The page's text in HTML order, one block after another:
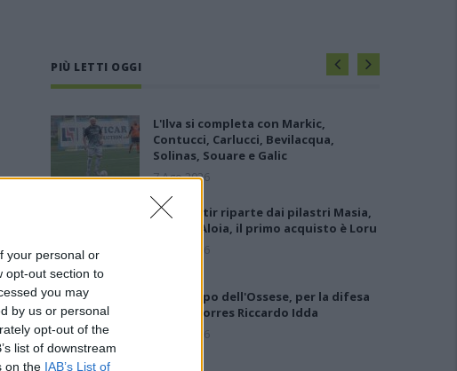
your personal or
opt-out section to
you may
by us or personal
opt-out of the
list of downstream
on the IAB’s List of
PIÙ LETTI OGGI
L'Ilva si completa con Markic,
Contucci, Carlucci, Bevilacqua,
Solinas, Souare e Galic
7 Ago 2026
Il Monastir riparte dai pilastri Masia,
Pinna e Aloia, il primo acquisto è Loru
7 Ago 2026
Gran colpo dell'Ossese, per la difesa
c'è l'ex Torres Riccardo Idda
7 Ago 2026